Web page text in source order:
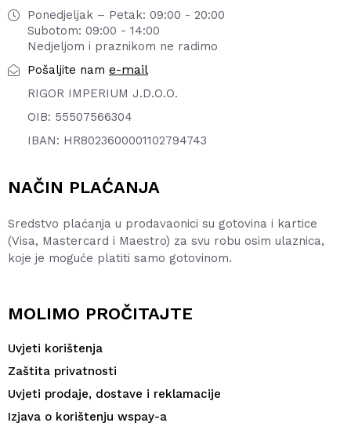
Ponedjeljak – Petak: 09:00 - 20:00
Subotom: 09:00 - 14:00
Nedjeljom i praznikom ne radimo
Pošaljite nam e-mail
RIGOR IMPERIUM J.D.O.O.
OIB: 55507566304
IBAN: HR8023600001102794743
NAČIN PLAĆANJA
Sredstvo plaćanja u prodavaonici su gotovina i kartice
(Visa, Mastercard i Maestro) za svu robu osim ulaznica,
koje je moguće platiti samo gotovinom.
MOLIMO PROČITAJTE
Uvjeti korištenja
Zaštita privatnosti
Uvjeti prodaje, dostave i reklamacije
Izjava o korištenju wspay-a